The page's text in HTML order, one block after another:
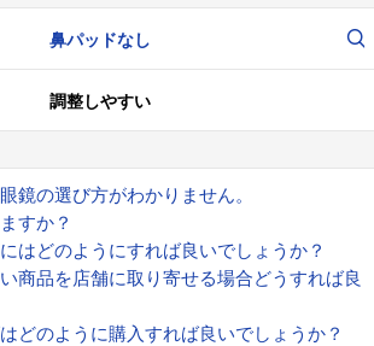
鼻パッドなし
調整しやすい
鏡の選び方がわかりません。
すか？
はどのようにすれば良いでしょうか？
商品を店舗に取り寄せる場合どうすれば良
どのように購入すれば良いでしょうか？